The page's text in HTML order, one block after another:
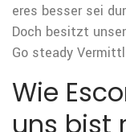
eres besser sei
Doch besitzt
Go steady
Wie
uns bist